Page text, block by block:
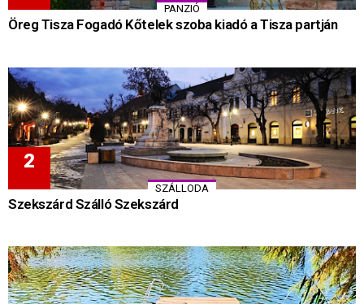
PANZIÓ
Öreg Tisza Fogadó Kőtelek szoba kiadó a Tisza partján
SZÁLLODA
Szekszárd Szálló Szekszárd